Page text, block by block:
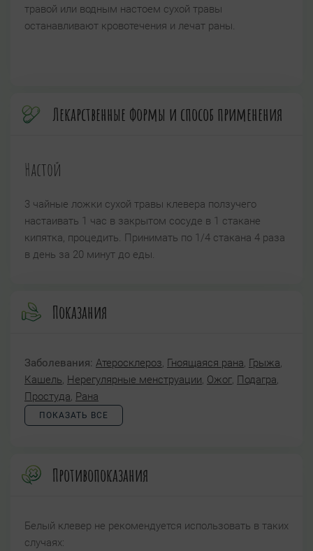
травой или водным настоем сухой травы
останавливают кровотечения и лечат раны.
Лекарственные формы и способ применения
Настой
3 чайные ложки сухой травы клевера ползучего
настаивать 1 час в закрытом сосуде в 1 стакане
кипятка, процедить. Принимать по 1/4 стакана 4 раза
в день за 20 минут до еды.
Показания
Заболевания: Атеросклероз, Гноящаяся рана, Грыжа,
Кашель, Нерегулярные менструации, Ожог, Подагра,
Простуда, Рана
ПОКАЗАТЬ ВСЕ
Противопоказания
Белый клевер не рекомендуется использовать в таких
случаях: